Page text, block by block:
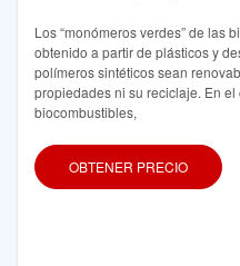
Los “monómeros verdes” de las
obtenido a partir de plásticos y
polímeros sintéticos sean
propiedades ni su reciclaje. En
biocombustibles,
OBTENER PRECIO